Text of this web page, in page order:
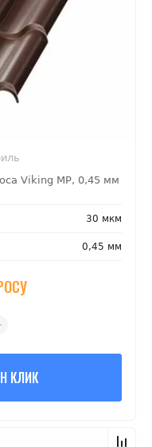
Viking MP, 0,45 мм
30 мкм
0,45 мм
КЛИК